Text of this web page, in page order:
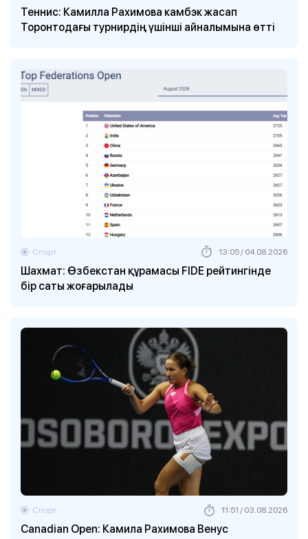
Теннис: Камилла Рахимова камбэк жасап
Торонтодағы турнирдің үшінші айналымына өтті
Шахмат: Өзбекстан құрамасы FIDE рейтингінде
бір саты жоғарылады
Спорт 13:05 / 04.08.2026
Canadian Open: Камила Рахимова Венус
Спорт 11:51 / 03.08.2026